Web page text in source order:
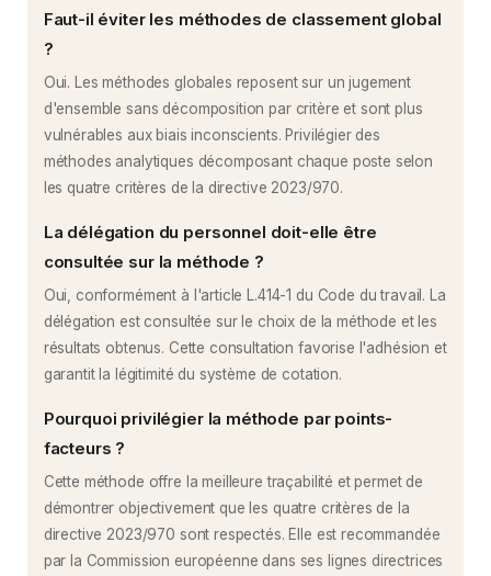
Faut-il éviter les méthodes de classement global
?
Oui. Les méthodes globales reposent sur un jugement
d'ensemble sans décomposition par critère et sont plus
vulnérables aux biais inconscients. Privilégier des
méthodes analytiques décomposant chaque poste selon
les quatre critères de la directive 2023/970.
La délégation du personnel doit-elle être
consultée sur la méthode ?
Oui, conformément à l'article L.414-1 du Code du travail. La
délégation est consultée sur le choix de la méthode et les
résultats obtenus. Cette consultation favorise l'adhésion et
garantit la légitimité du système de cotation.
Pourquoi privilégier la méthode par points-
facteurs ?
Cette méthode offre la meilleure traçabilité et permet de
démontrer objectivement que les quatre critères de la
directive 2023/970 sont respectés. Elle est recommandée
par la Commission européenne dans ses lignes directrices